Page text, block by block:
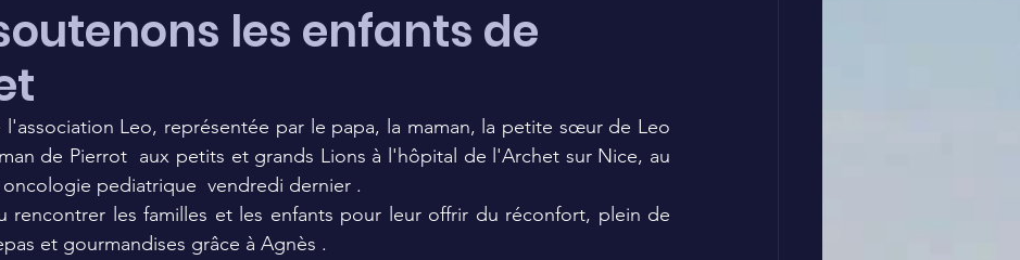
PIERROT CHALLENGE 🦁🚀
les enfants de
de Pierrot  aux petits et grands Lions à l'hôpital de l'Archet sur Nice, au
pediatrique  vendredi dernier .
et gourmandises grâce à Agnès .